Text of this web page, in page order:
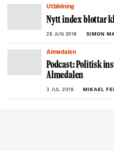
Utbildning
Nytt index blottar
28 JUN 2018 SIMON
Almedalen
Podcast: Politisk
Almedalen
3 JUL 2018 MIKAEL